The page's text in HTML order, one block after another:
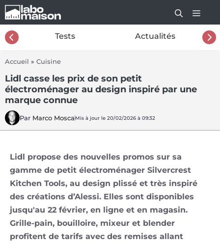
Aller
au
contenu
Tests Actualités
Accueil » Cuisine
Lidl casse les prix de son petit
électroménager au design inspiré par une
marque connue
Par Marco Mosca Mis à jour le 20/02/2026 à 09:32
Lidl propose des nouvelles promos sur sa
gamme de petit électroménager Silvercrest
Kitchen Tools, au design plissé et très inspiré
des créations d’Alessi. Elles sont disponibles
jusqu'au 22 février, en ligne et en magasin.
Grille-pain, bouilloire, mixeur et blender
profitent de tarifs avec des remises allant